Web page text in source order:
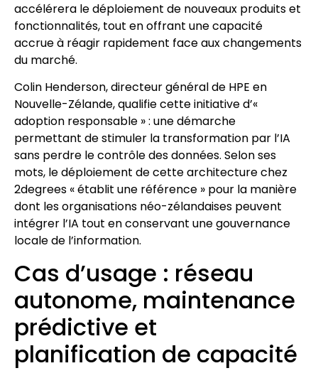
accélérera le déploiement de nouveaux produits et
fonctionnalités, tout en offrant une capacité
accrue à réagir rapidement face aux changements
du marché.
Colin Henderson, directeur général de HPE en
Nouvelle-Zélande, qualifie cette initiative d’«
adoption responsable » : une démarche
permettant de stimuler la transformation par l’IA
sans perdre le contrôle des données. Selon ses
mots, le déploiement de cette architecture chez
2degrees « établit une référence » pour la manière
dont les organisations néo-zélandaises peuvent
intégrer l’IA tout en conservant une gouvernance
locale de l’information.
Cas d’usage : réseau
autonome, maintenance
prédictive et
planification de capacité